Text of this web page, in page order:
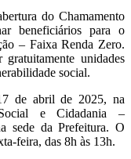
do Chamamento
beneficiários para o
– Faixa Renda Zero.
unidades
social.
de abril de 2025, na
e Cidadania –
sede da Prefeitura. O
feira, das 8h às 13h.